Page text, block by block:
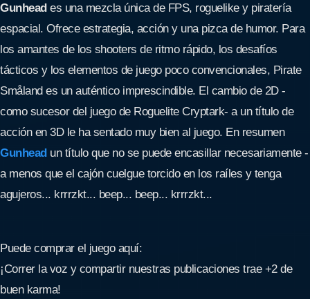
Gunheades una mezcla única de FPS, roguelike y piratería
espacial. Ofrece estrategia, acción y una pizca de humor. Para
los amantes de los shooters de ritmo rápido, los desafíos
tácticos y los elementos de juego poco convencionales, Pirate
Småland es un auténtico imprescindible. El cambio de 2D -
como sucesor del juego de Roguelite Cryptark- a un título de
acción en 3D le ha sentado muy bien al juego. En resumen
Gunheadun título que no se puede encasillar necesariamente -
a menos que el cajón cuelgue torcido en los raíles y tenga
agujeros... krrrzkt... beep... beep... krrrzkt...
Puede comprar el juego aquí:
¡Correr la voz y compartir nuestras publicaciones trae +2 de
buen karma!